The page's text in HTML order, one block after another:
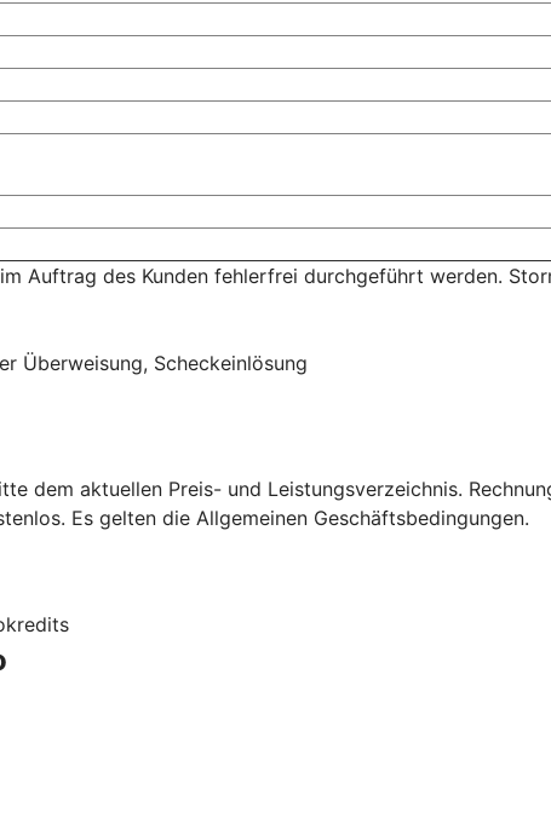
Auftrag des Kunden fehlerfrei durchgeführt werden.
Überweisung, Scheckeinlösung
dem aktuellen Preis- und Leistungsverzeichnis.
Es gelten die Allgemeinen Geschäftsbedingungen.